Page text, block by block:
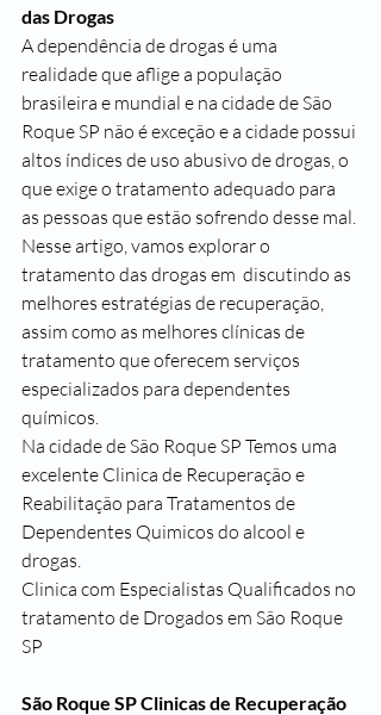
das Drogas
A dependência de drogas é uma
realidade que aflige a população
brasileira e mundial e na cidade de São
Roque SP não é exceção e a cidade possui
altos índices de uso abusivo de drogas, o
que exige o tratamento adequado para
as pessoas que estão sofrendo desse mal.
Nesse artigo, vamos explorar o
tratamento das drogas em  discutindo as
melhores estratégias de recuperação,
assim como as melhores clínicas de
tratamento que oferecem serviços
especializados para dependentes
químicos.
Na cidade de São Roque SP Temos uma
excelente Clinica de Recuperação e
Reabilitação para Tratamentos de
Dependentes Quimicos do alcool e
drogas.
Clinica com Especialistas Qualificados no
tratamento de Drogados em São Roque
SP
São Roque SP Clinicas de Recuperação